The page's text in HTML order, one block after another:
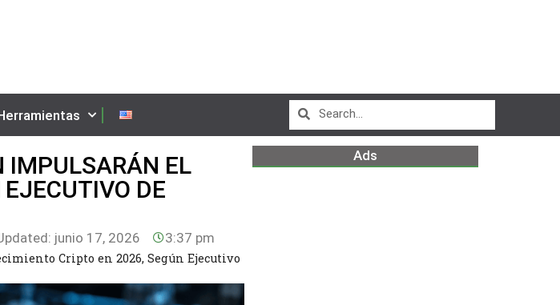
IMPULSARÁN EL
DE
junio 17, 2026 3:37 pm
Cripto en 2026, Según Ejecutivo
Ads